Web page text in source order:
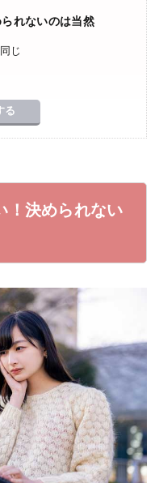
れないのは当然
じ
比較する
に紹介してもらう
クッと決めて婚活を始
る
！決められない